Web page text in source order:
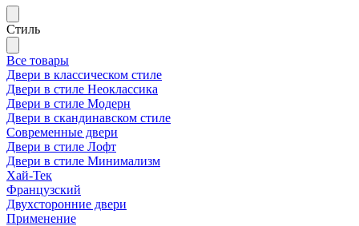
Стиль
Все товары
Двери в классическом стиле
Двери в стиле Неоклассика
Двери в стиле Модерн
Двери в скандинавском стиле
Современные двери
Двери в стиле Лофт
Двери в стиле Минимализм
Хай-Тек
Французский
Двухсторонние двери
Применение